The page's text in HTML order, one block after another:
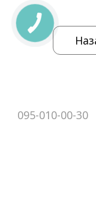
095-010-00-30